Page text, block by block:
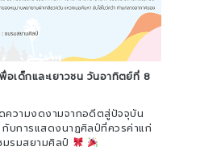
อเด็กและเยาวชน วันอาทิตย์ที่ 8
ความงดงามจากอดีตสู่ปัจจุบัน
บการแสดงนาฏศิลป์ที่ควรค่าแก่
รมสยามศิลป์